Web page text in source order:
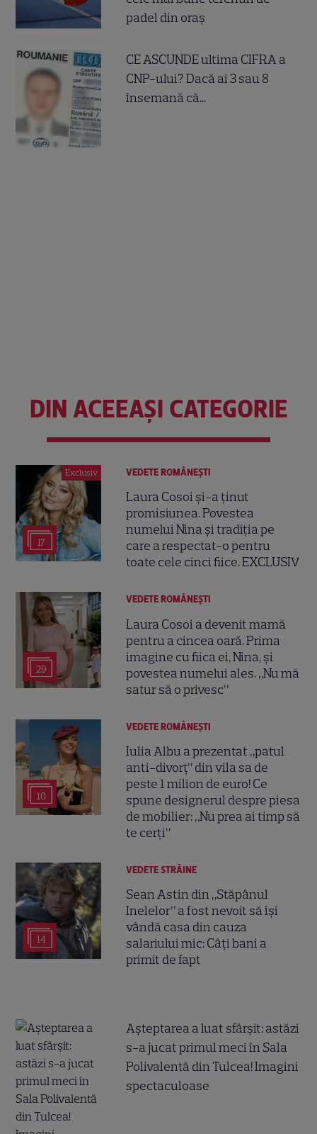
padel din oraș
CE ASCUNDE ultima CIFRA a
CNP-ului? Dacă ai 3 sau 8
însemană că...
DIN ACEEAȘI CATEGORIE
Exclusiv
17
VEDETE ROMÂNEŞTI
Laura Cosoi și-a ținut
promisiunea. Povestea
numelui Nina și tradiția pe
care a respectat-o pentru
toate cele cinci fiice. EXCLUSIV
29
VEDETE ROMÂNEŞTI
Laura Cosoi a devenit mamă
pentru a cincea oară. Prima
imagine cu fiica ei, Nina, și
povestea numelui ales. „Nu mă
satur să o privesc”
10
VEDETE ROMÂNEŞTI
Iulia Albu a prezentat „patul
anti-divorț” din vila sa de
peste 1 milion de euro! Ce
spune designerul despre piesa
de mobilier: „Nu prea ai timp să
te cerți”
14
VEDETE STRĂINE
Sean Astin din „Stăpânul
Inelelor” a fost nevoit să își
vândă casa din cauza
salariului mic: Câți bani a
primit de fapt
Așteptarea a luat sfârșit: astăzi
s-a jucat primul meci în Sala
Polivalentă din Tulcea! Imagini
spectaculoase